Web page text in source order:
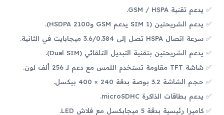
يدعم تقنية GSM / HSPA.
يدعم الشريحتين (SIM 1 يدعم GSM وHSDPA 2100).
سرعة اتصال HSPA تصل إلى 3.6/0.384 ميجابايت في الثانية.
يدعم الشريحتين بتقنية التبديل التلقائي (Dual SIM).
شاشة TFT مقاومة تستخدم اللمس مع دعم لـ 256 ألف لون.
حجم الشاشة 3.2 بوصة بدقة 240 × 400 بيكسل.
يدعم بطاقات الذاكرة microSDHC.
كاميرا رئيسية بدقة 5 ميجابكسل مع فلاش LED.